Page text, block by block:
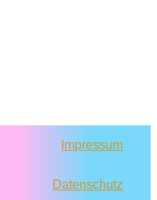
Impressum
Datenschutz